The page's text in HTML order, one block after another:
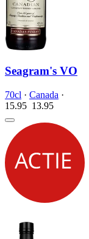
Seagram's VO
70cl · Canada ·
15.95 13.95